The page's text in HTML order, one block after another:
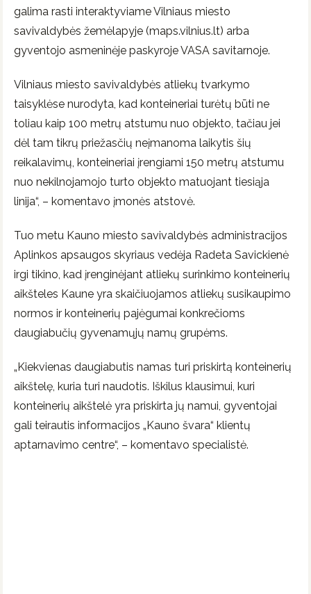
galima rasti interaktyviame Vilniaus miesto
savivaldybės žemėlapyje (maps.vilnius.lt) arba
gyventojo asmeninėje paskyroje VASA savitarnoje.
Vilniaus miesto savivaldybės atliekų tvarkymo
taisyklėse nurodyta, kad konteineriai turėtų būti ne
toliau kaip 100 metrų atstumu nuo objekto, tačiau jei
dėl tam tikrų priežasčių neįmanoma laikytis šių
reikalavimų, konteineriai įrengiami 150 metrų atstumu
nuo nekilnojamojo turto objekto matuojant tiesiąja
linija“, – komentavo įmonės atstovė.
Tuo metu Kauno miesto savivaldybės administracijos
Aplinkos apsaugos skyriaus vedėja Radeta Savickienė
irgi tikino, kad įrenginėjant atliekų surinkimo konteinerių
aikšteles Kaune yra skaičiuojamos atliekų susikaupimo
normos ir konteinerių pajėgumai konkrečioms
daugiabučių gyvenamųjų namų grupėms.
„Kiekvienas daugiabutis namas turi priskirtą konteinerių
aikštelę, kuria turi naudotis. Iškilus klausimui, kuri
konteinerių aikštelė yra priskirta jų namui, gyventojai
gali teirautis informacijos „Kauno švara“ klientų
aptarnavimo centre“, – komentavo specialistė.